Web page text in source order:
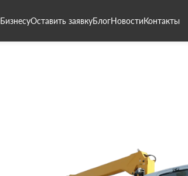
БизнесуОставить заявкуБлогНовостиКонтакты